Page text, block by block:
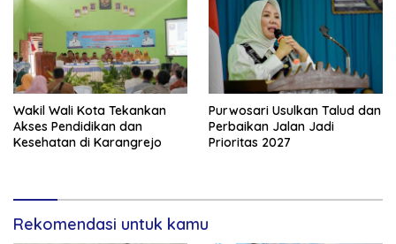
Wakil Wali Kota Tekankan
Akses Pendidikan dan
Kesehatan di Karangrejo
Purwosari Usulkan Talud dan
Perbaikan Jalan Jadi
Prioritas 2027
Rekomendasi untuk kamu